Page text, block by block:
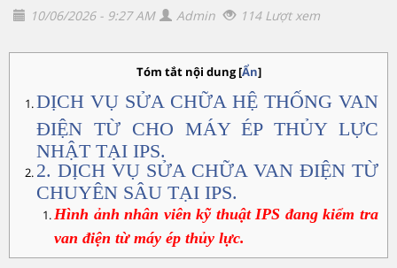
10/06/2026 - 9:27 AM Admin 114 Lượt xem
Tóm tắt nội dung[Ẩn]
DỊCH VỤ SỬA CHỮA HỆ THỐNG VAN
ĐIỆN TỪ CHO MÁY ÉP THỦY LỰC
NHẬT TẠI IPS.
2. DỊCH VỤ SỬA CHỮA VAN ĐIỆN TỪ
CHUYÊN SÂU TẠI IPS.
Hình ảnh nhân viên kỹ thuật IPS đang kiểm tra
van điện từ máy ép thủy lực.